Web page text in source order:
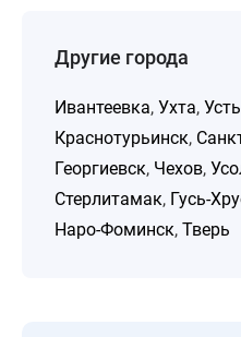
Другие города
Ивантеевка, Ухта,
Краснотурьинск,
Георгиевск, Чехов,
Стерлитамак, Гусь-
Наро-Фоминск, Тверь